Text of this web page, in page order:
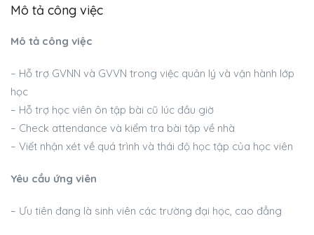
Mô tả công việc
Mô tả công việc
– Hỗ trợ GVNN và GVVN trong việc quản lý và vận hành lớp
học
– Hỗ trợ học viên ôn tập bài cũ lúc đầu giờ
– Check attendance và kiểm tra bài tập về nhà
– Viết nhận xét về quá trình và thái độ học tập của học viên
Yêu cầu ứng viên
– Ưu tiên đang là sinh viên các trường đại học, cao đẳng